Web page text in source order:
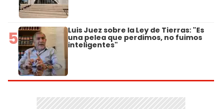
5 Luis Juez sobre la Ley de Tierras: "Es
una pelea que perdimos, no fuimos
inteligentes"